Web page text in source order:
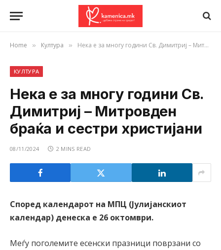
Home » Култура » Нека е за многу години Св. Димитриј – Митровден браќа и сестри христијани
КУЛТУРА
Нека е за многу години Св.
Димитриј – Митровден
браќа и сестри христијани
08/11/2024 2 MINS READ
Според календарот на МПЦ (Јулијанскиот
календар) денеска е 26 октомври.
Меѓу поголемите есенски празници поврзани со